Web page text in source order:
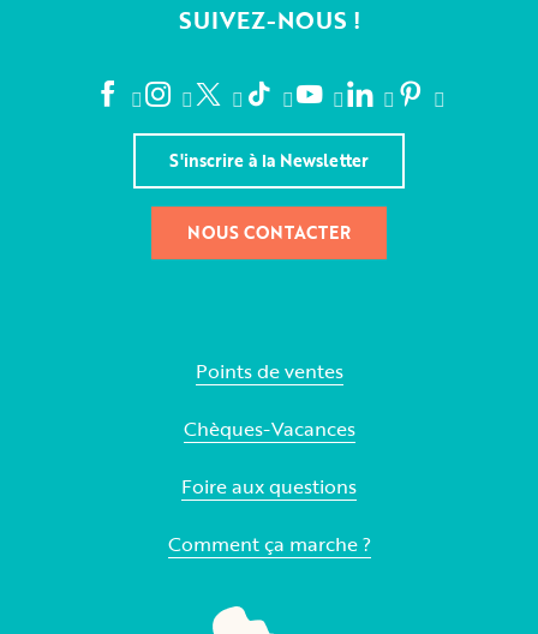
SUIVEZ-NOUS !
S'inscrire à la Newsletter
NOUS CONTACTER
Points de ventes
Chèques-Vacances
Foire aux questions
Comment ça marche ?